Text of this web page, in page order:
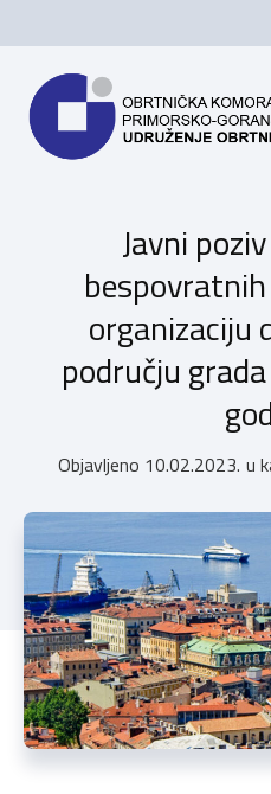
Javni
organizaciju
području
Objavljeno 10.02.2023. u